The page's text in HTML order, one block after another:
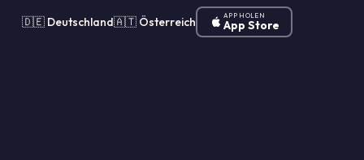
🇩🇪 Deutschland🇦🇹 Österreich APP HOLEN
App Store